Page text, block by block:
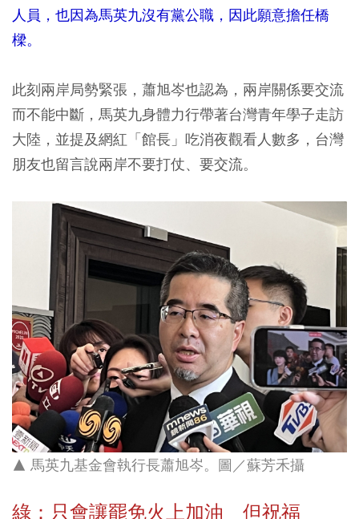
人員，也因為馬英九沒有黨公職，因此願意擔任橋
樑。
此刻兩岸局勢緊張，蕭旭岑也認為，兩岸關係要交流
而不能中斷，馬英九身體力行帶著台灣青年學子走訪
大陸，並提及網紅「館長」吃消夜觀看人數多，台灣
朋友也留言說兩岸不要打仗、要交流。
▲ 馬英九基金會執行長蕭旭岑。圖／蘇芳禾攝
綠：只會讓罷免火上加油 但祝福